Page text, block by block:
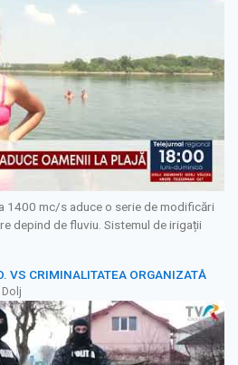
1400 mc/s aduce o serie de modificări
depind de fluviu. Sistemul de irigații
VS CRIMINALITATEA ORGANIZATĂ
Dolj